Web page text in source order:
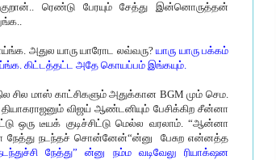
ரெண்டு பேரயும் சேத்து இன்னொருத்தன்
அதுல யாரு யாரோட லவ்வரு?யாரு யாரு பக்கம்
கிட்டத்தட்ட அதே கொயப்பம் இங்கயும்.
சில மாஸ் காட்சிகளும் அதுக்கான BGM மும் செம.
விஜய் ஆண்டனியும் பேசிக்கிற சீன்னா
ஒரு டீயக் குடிச்சிட்டு மெல்ல வரலாம். “ஆன்னா
நேத்து நடந்தச் சொன்னேன்“ன்னு பேசுற என்னத்த
நேத்து” ன்னு நம்ம வடிவேலு ரியாக்‌ஷன